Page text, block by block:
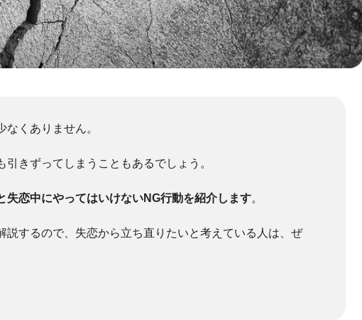
くありません。
きずってしまうこともあるでしょう。
失恋中にやってはいけないNG行動を紹介します。
するので、失恋から立ち直りたいと考えている人は、ぜ